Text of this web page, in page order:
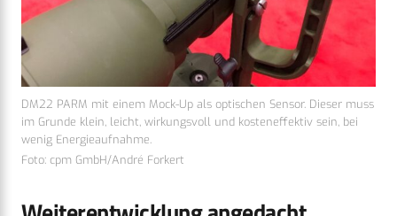
DM22 PARM mit einem Mock-Up als optischen Sensor. Dieser muss
im Grunde klein, leicht, wirkungsvoll und kosteneffektiv sein, bei
wenig Energieaufnahme.
Foto: cpm GmbH/André Forkert